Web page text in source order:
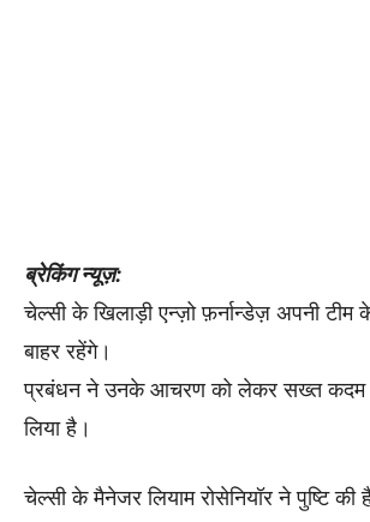
ब्रेकिंग न्यूज़:
चेल्सी के खिलाड़ी एन्ज़ो फ़र्नान्डेज़ अपनी
बाहर रहेंगे।
प्रबंधन ने उनके आचरण को लेकर सख्त कदम
लिया है।
चेल्सी के मैनेजर लियाम रोसेनियॉर ने पुष्टि की